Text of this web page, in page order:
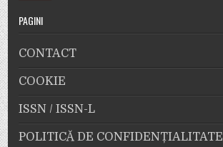
PAGINI
CONTACT
COOKIE
ISSN / ISSN-L
POLITICĂ DE CONFIDENȚIALITATE